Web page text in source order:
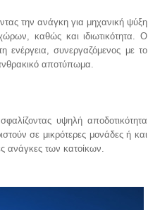
την ανάγκη για μηχανική ψύξη
καθώς και ιδιωτικότητα. Ο
ενέργεια, συνεργαζόμενος με το
αποτύπωμα.
υψηλή αποδοτικότητα
σε μικρότερες μονάδες ή και
ανάγκες των κατοίκων.